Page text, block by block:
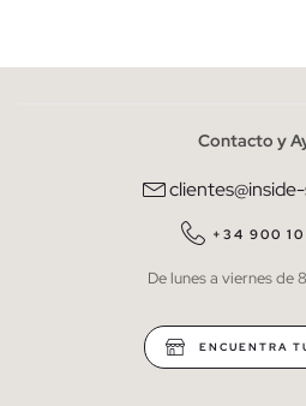
He leído y entiendo lapolítica de
QUIERO
* Puedes cancelar la suscripción
Contacto y
+34 900
De lunes a viernes de
ENCUENTRA